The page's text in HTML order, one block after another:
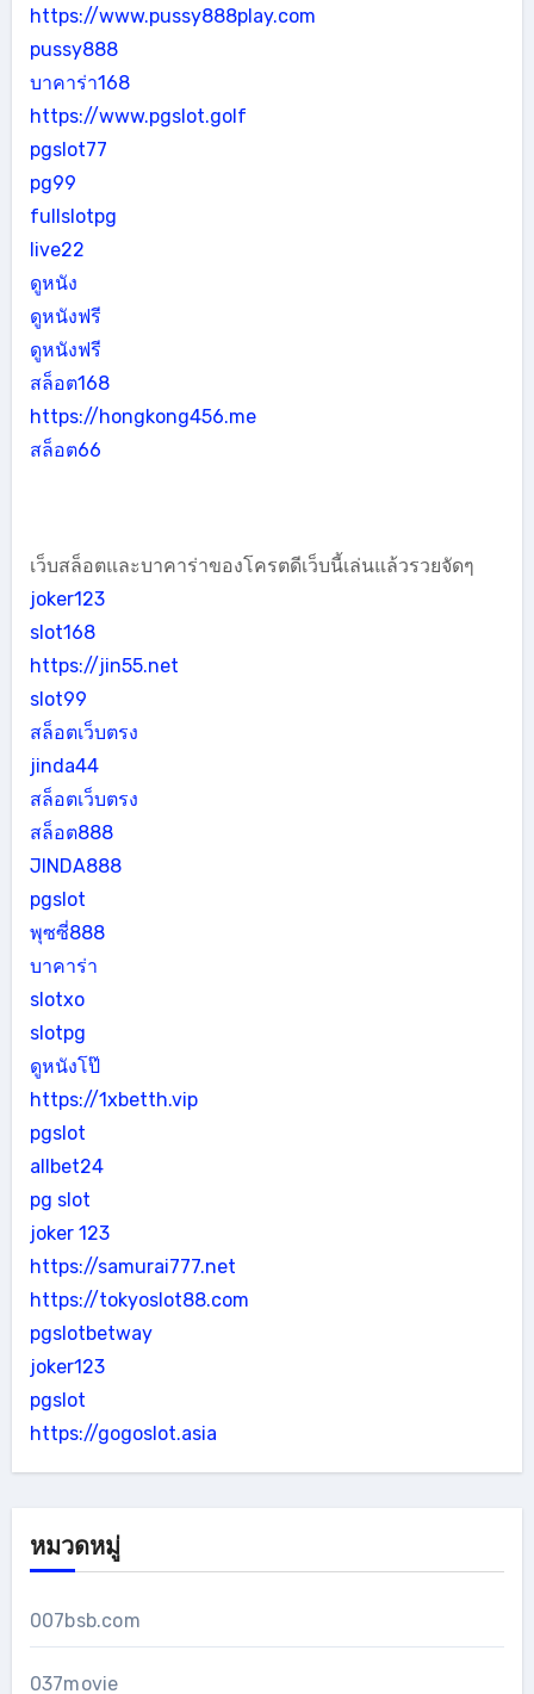
https://www.pussy888play.com
pussy888
บาคาร่า168
https://www.pgslot.golf
pgslot77
pg99
fullslotpg
live22
ดูหนัง
ดูหนังฟรี
ดูหนังฟรี
สล็อต168
https://hongkong456.me
สล็อต66
เว็บสล็อตและบาคาร่าของโครตดีเว็บนี้เล่นแล้วรวยจัดๆ
joker123
slot168
https://jin55.net
slot99
สล็อตเว็บตรง
jinda44
สล็อตเว็บตรง
สล็อต888
JINDA888
pgslot
พุซซี่888
บาคาร่า
slotxo
slotpg
ดูหนังโป๊
https://1xbetth.vip
pgslot
allbet24
pg slot
joker 123
https://samurai777.net
https://tokyoslot88.com
pgslotbetway
joker123
pgslot
https://gogoslot.asia
หมวดหมู่
007bsb.com
037movie